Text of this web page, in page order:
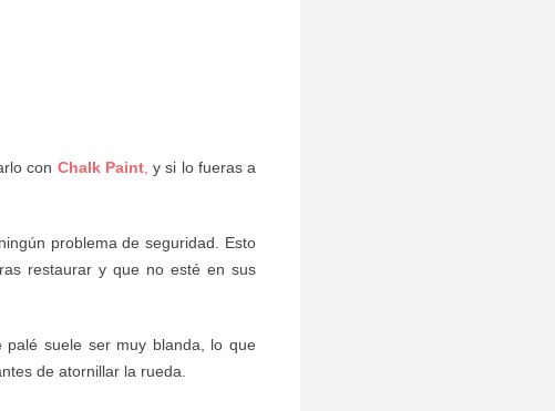
con Chalk Paint, y si lo fueras a
problema de seguridad. Esto
restaurar y que no esté en sus
palé suele ser muy blanda, lo que
de atornillar la rueda.